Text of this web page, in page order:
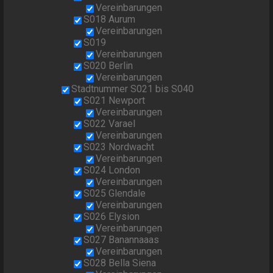
Vereinbarungen
S018 Aurum
Vereinbarungen
S019
Vereinbarungen
S020 Berlin
Vereinbarungen
Stadtnummer S021 bis S040
S021 Newport
Vereinbarungen
S022 Varael
Vereinbarungen
S023 Nordwacht
Vereinbarungen
S024 London
Vereinbarungen
S025 Glendale
Vereinbarungen
S026 Elysion
Vereinbarungen
S027 Banannaaas
Vereinbarungen
S028 Bella Siena